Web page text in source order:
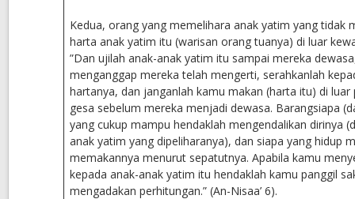
Kedua, orang yang memelihara anak yatim yang tidak
harta anak yatim itu (warisan orang tuanya) di luar
”Dan ujilah anak-anak yatim itu sampai mereka
menganggap mereka telah mengerti, serahkanlah
hartanya, dan janganlah kamu makan (harta itu) di
gesa sebelum mereka menjadi dewasa. Barangsiapa
yang cukup mampu hendaklah mengendalikan dirinya
anak yatim yang dipeliharanya), dan siapa yang hidup
memakannya menurut sepatutnya. Apabila kamu
kepada anak-anak yatim itu hendaklah kamu panggil
mengadakan perhitungan.” (An-Nisaa’ 6).